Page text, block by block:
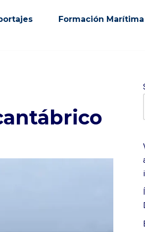
Formación Marítima